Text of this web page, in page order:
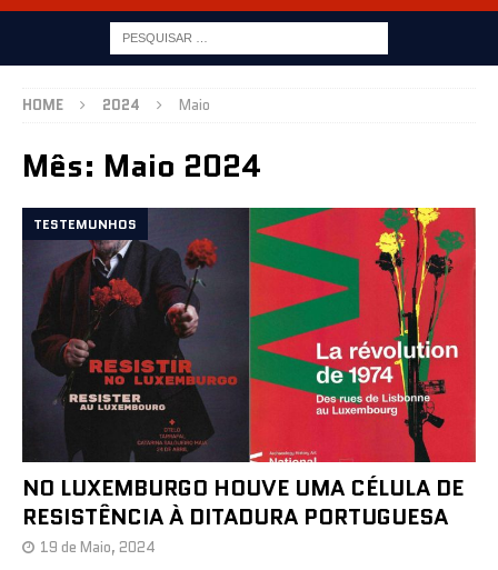
HOME 2024 Maio
Mês: Maio 2024
TESTEMUNHOS
NO LUXEMBURGO HOUVE UMA CÉLULA DE
RESISTÊNCIA À DITADURA PORTUGUESA
19 de Maio, 2024